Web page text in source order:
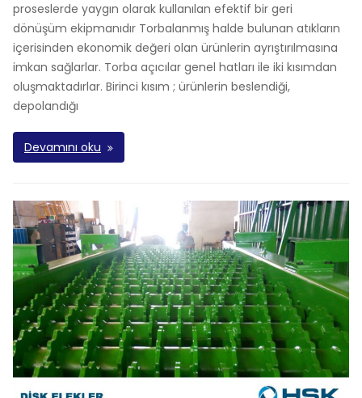
proseslerde yaygın olarak kullanılan efektif bir geri
dönüşüm ekipmanıdır Torbalanmış halde bulunan atıkların
içerisinden ekonomik değeri olan ürünlerin ayrıştırılmasına
imkan sağlarlar. Torba açıcılar genel hatları ile iki kısımdan
oluşmaktadırlar. Birinci kısım ; ürünlerin beslendiği,
depolandığı
Devamını oku